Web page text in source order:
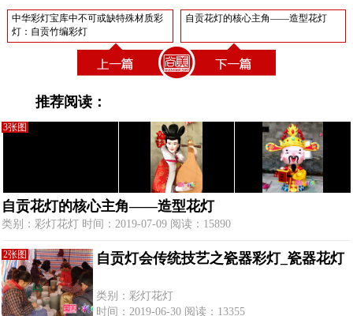
中华彩灯宝库中不可或缺特殊材质彩
灯：自贡竹编彩灯
自贡花灯的核心主角——造型花灯
推荐阅读：
3张图
自贡花灯的核心主角——造型花灯
类别：彩灯花灯 时间：2019-07-09 阅读：15890
2张图 自贡灯会传统技艺之瓷器彩灯_瓷器花灯
类别：彩灯花灯
时间：2019-06-30 阅读：13355